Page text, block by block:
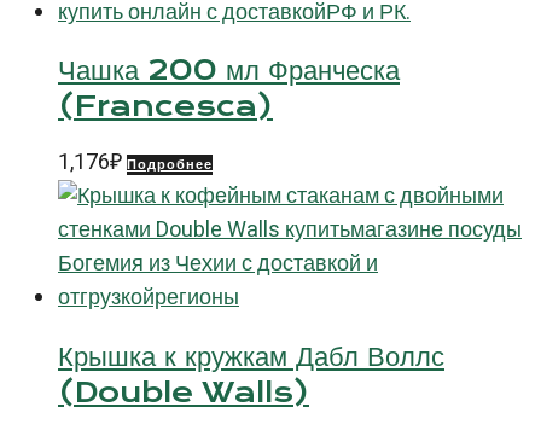
Чашка 200 мл Франческа
(Francesca)
1,176₽ Подробнее
Крышка к кружкам Дабл Воллс
(Double Walls)